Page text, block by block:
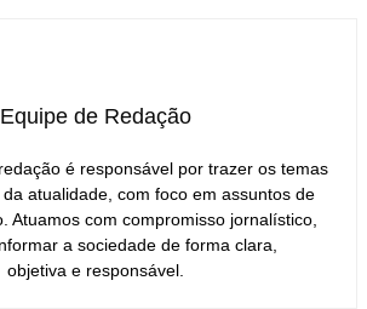
Equipe de Redação
é responsável por trazer os temas
atualidade, com foco em assuntos de
Atuamos com compromisso jornalístico,
a sociedade de forma clara,
objetiva e responsável.